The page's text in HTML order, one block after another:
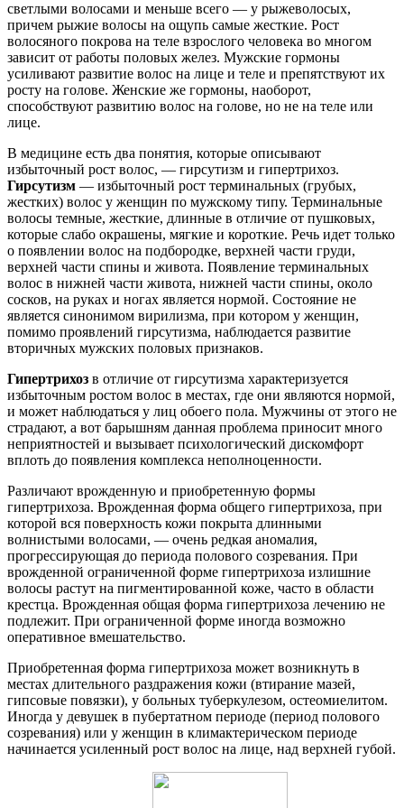
светлыми волосами и меньше всего — у рыжеволосых,
причем рыжие волосы на ощупь самые жесткие. Рост
волосяного покрова на теле взрослого человека во многом
зависит от работы половых желез. Мужские гормоны
усиливают развитие волос на лице и теле и препятствуют их
росту на голове. Женские же гормоны, наоборот,
способствуют развитию волос на голове, но не на теле или
лице.
В медицине есть два понятия, которые описывают
избыточный рост волос, — гирсутизм и гипертрихоз.
Гирсутизм — избыточный рост терминальных (грубых,
жестких) волос у женщин по мужскому типу. Терминальные
волосы темные, жесткие, длинные в отличие от пушковых,
которые слабо окрашены, мягкие и короткие. Речь идет только
о появлении волос на подбородке, верхней части груди,
верхней части спины и живота. Появление терминальных
волос в нижней части живота, нижней части спины, около
сосков, на руках и ногах является нормой. Состояние не
является синонимом вирилизма, при котором у женщин,
помимо проявлений гирсутизма, наблюдается развитие
вторичных мужских половых признаков.
Гипертрихоз в отличие от гирсутизма характеризуется
избыточным ростом волос в местах, где они являются нормой,
и может наблюдаться у лиц обоего пола. Мужчины от этого не
страдают, а вот барышням данная проблема приносит много
неприятностей и вызывает психологический дискомфорт
вплоть до появления комплекса неполноценности.
Различают врожденную и приобретенную формы
гипертрихоза. Врожденная форма общего гипертрихоза, при
которой вся поверхность кожи покрыта длинными
волнистыми волосами, — очень редкая аномалия,
прогрессирующая до периода полового созревания. При
врожденной ограниченной форме гипертрихоза излишние
волосы растут на пигментированной коже, часто в области
крестца. Врожденная общая форма гипертрихоза лечению не
подлежит. При ограниченной форме иногда возможно
оперативное вмешательство.
Приобретенная форма гипертрихоза может возникнуть в
местах длительного раздражения кожи (втирание мазей,
гипсовые повязки), у больных туберкулезом, остеомиелитом.
Иногда у девушек в пубертатном периоде (период полового
созревания) или у женщин в климактерическом периоде
начинается усиленный рост волос на лице, над верхней губой.